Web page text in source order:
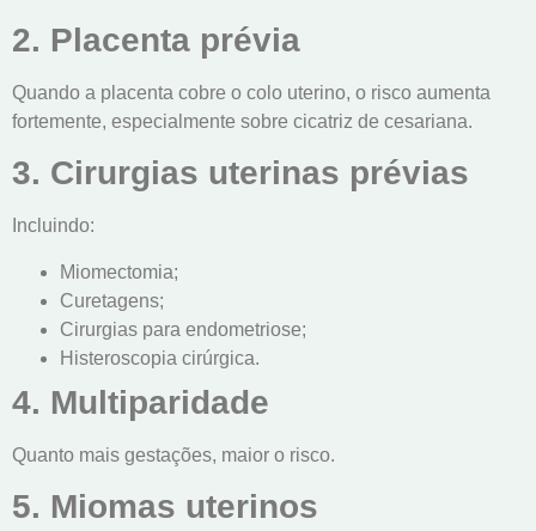
2. Placenta prévia
Quando a placenta cobre o colo uterino, o risco aumenta
fortemente, especialmente sobre cicatriz de cesariana.
3. Cirurgias uterinas prévias
Incluindo:
Miomectomia;
Curetagens;
Cirurgias para endometriose;
Histeroscopia cirúrgica.
4. Multiparidade
Quanto mais gestações, maior o risco.
5. Miomas uterinos